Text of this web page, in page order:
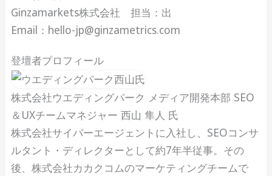
Ginzamarkets株式会社 担当：出
Email：hello-jp@ginzametrics.com
登壇者プロフィール
株式会社ウエディングパーク メディア開発本部 SEO
＆UXチームマネジャー 西山 隼人 氏
株式会社サイバーエージェントに入社し、SEOコンサ
ルタント・ディレクターとして約7年半従事。その
後、株式会社カカクコムのマーケティングチームで